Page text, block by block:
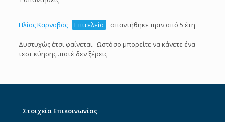
Ηλίας Καρναβάς Επιτελείο απαντήθηκε πριν από 5 έτη
Δυστυχώς έτσι φαίνεται. Ωστόσο μπορείτε να κάνετε ένα
τεστ κύησης..ποτέ δεν ξέρεις
Στοιχεία Επικοινωνίας